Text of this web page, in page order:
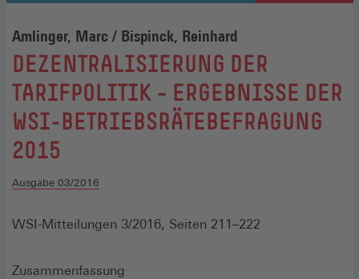
Amlinger, Marc / Bispinck, Reinhard
:
DEZENTRALISIERUNG DER
TARIFPOLITIK – ERGEBNISSE DER
WSI-BETRIEBSRÄTEBEFRAGUNG
2015
Ausgabe 03/2016
WSI-Mitteilungen 3/2016, Seiten 211–222
Zusammenfassung